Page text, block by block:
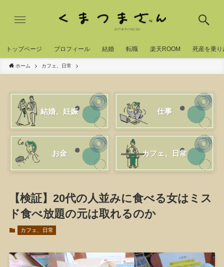
トッブページ プロフィール 結婚 転職 楽天ROOM 死産を乗り
ホーム カフェ、日常
結婚、妊娠 仕事
お金 カフェ、日常
【検証】20代の人並みに食べる女はミス
ド食べ放題の元は取れるのか
カフェ、日常